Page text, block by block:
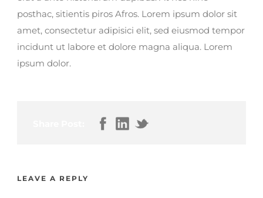
posthac, sitientis piros Afros. Lorem ipsum dolor sit
amet, consectetur adipisici elit, sed eiusmod tempor
incidunt ut labore et dolore magna aliqua. Lorem
ipsum dolor.
LEAVE A REPLY